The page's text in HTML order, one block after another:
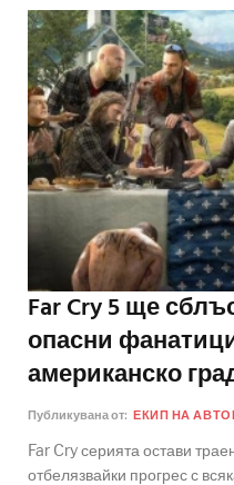
Far Cry 5 ще
опасни
американско
Публикувана от: ЕКИП НА
Far Cry серията остави
отбелязвайки прогрес с